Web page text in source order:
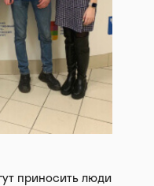
приносить люди